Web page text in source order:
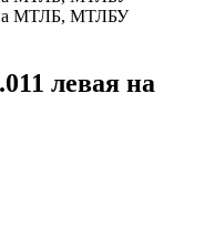
левая на